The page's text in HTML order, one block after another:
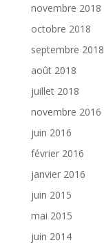
novembre 2018
octobre 2018
septembre 2018
août 2018
juillet 2018
novembre 2016
juin 2016
février 2016
janvier 2016
juin 2015
mai 2015
juin 2014